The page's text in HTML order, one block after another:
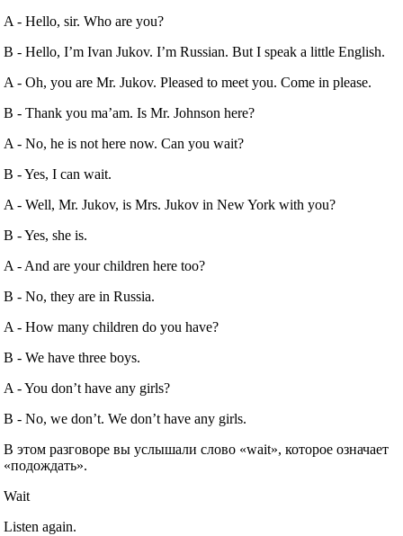
A ‐ Hello, sir. Who are you?
B ‐ Hello, I’m Ivan Jukov. I’m Russian. But I speak a little English.
A ‐ Oh, you are Mr. Jukov. Pleased to meet you. Come in please.
B ‐ Thank you ma’am. Is Mr. Johnson here?
A ‐ No, he is not here now. Can you wait?
B ‐ Yes, I can wait.
A ‐ Well, Mr. Jukov, is Mrs. Jukov in New York with you?
B ‐ Yes, she is.
A ‐ And are your children here too?
B ‐ No, they are in Russia.
A ‐ How many children do you have?
B ‐ We have three boys.
A ‐ You don’t have any girls?
B ‐ No, we don’t. We don’t have any girls.
В этом разговоре вы услышали слово «wait», которое означает
«подождать».
Wait
Listen again.